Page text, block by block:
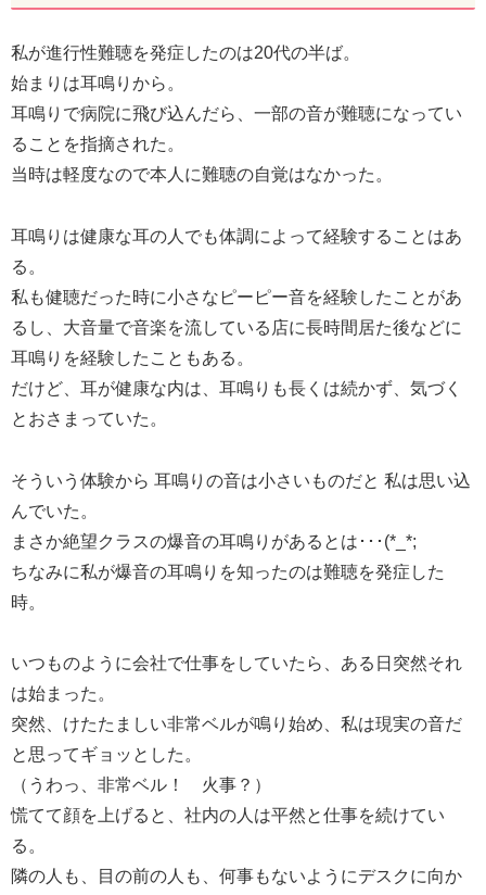
私が進行性難聴を発症したのは20代の半ば。
始まりは耳鳴りから。
耳鳴りで病院に飛び込んだら、一部の音が難聴になってい
ることを指摘された。
当時は軽度なので本人に難聴の自覚はなかった。
耳鳴りは健康な耳の人でも体調によって経験することはあ
る。
私も健聴だった時に小さなピーピー音を経験したことがあ
るし、大音量で音楽を流している店に長時間居た後などに
耳鳴りを経験したこともある。
だけど、耳が健康な内は、耳鳴りも長くは続かず、気づく
とおさまっていた。
そういう体験から 耳鳴りの音は小さいものだと 私は思い込
んでいた。
まさか絶望クラスの爆音の耳鳴りがあるとは･･･(*_*;
ちなみに私が爆音の耳鳴りを知ったのは難聴を発症した
時。
いつものように会社で仕事をしていたら、ある日突然それ
は始まった。
突然、けたたましい非常ベルが鳴り始め、私は現実の音だ
と思ってギョッとした。
（うわっ、非常ベル！ 火事？）
慌てて顔を上げると、社内の人は平然と仕事を続けてい
る。
隣の人も、目の前の人も、何事もないようにデスクに向か